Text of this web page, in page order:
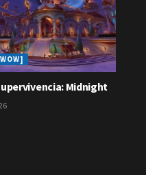
Midnight